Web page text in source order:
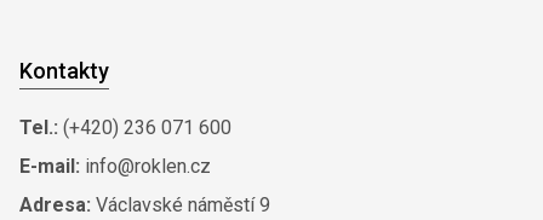
Kontakty
Tel.: (+420) 236 071 600
E-mail: info@roklen.cz
Adresa: Václavské náměstí 9